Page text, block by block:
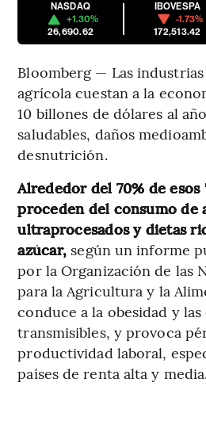
NASDAQ
+1.30%
26,690.62
IBOVESPA
-1.73%
172,513.42
Bloomberg — Las
agrícola cuestan a la
10 billones de dólares al
saludables, daños
desnutrición.
Alrededor del 70% de esos
proceden del consumo de
ultraprocesados y dietas
azúcar, según un informe
por la Organización de las
para la Agricultura y la
conduce a la obesidad y
transmisibles, y provoca
productividad laboral,
países de renta alta y